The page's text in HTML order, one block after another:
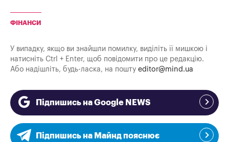
ФІНАНСИ
У випадку, якщо ви знайшли помилку, виділіть її мишкою і
натисніть Ctrl + Enter, щоб повідомити про це редакцію.
Або надішліть, будь-ласка, на пошту editor@mind.ua
Підпишись на Google NEWS
Підпишись на Майнд пояснює